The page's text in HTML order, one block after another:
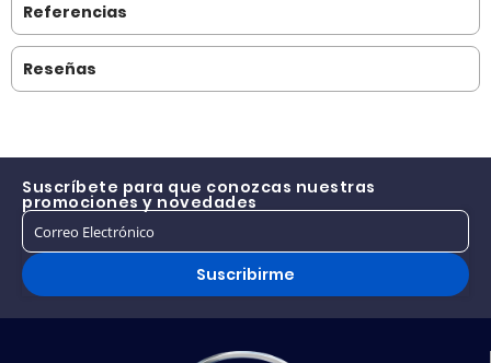
Referencias
Reseñas
Suscríbete para que conozcas nuestras
promociones y novedades
Suscribirme